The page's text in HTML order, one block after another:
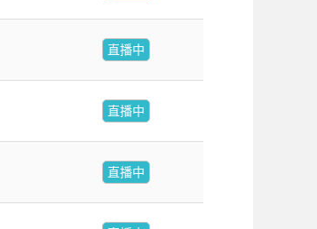
直播中
直播中
直播中